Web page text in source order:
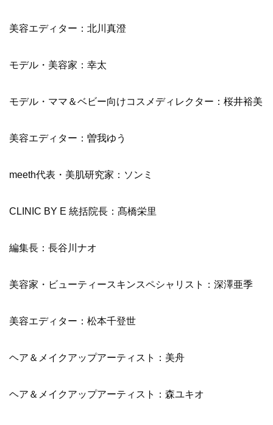
美容エディター：北川真澄
モデル・美容家：幸太
モデル・ママ＆ベビー向けコスメディレクター：桜井裕美
美容エディター：曽我ゆう
meeth代表・美肌研究家：ソンミ
CLINIC BY E 統括院長：髙橋栄里
編集長：長谷川ナオ
美容家・ビューティースキンスペシャリスト：深澤亜季
美容エディター：松本千登世
ヘア＆メイクアップアーティスト：美舟
ヘア＆メイクアップアーティスト：森ユキオ